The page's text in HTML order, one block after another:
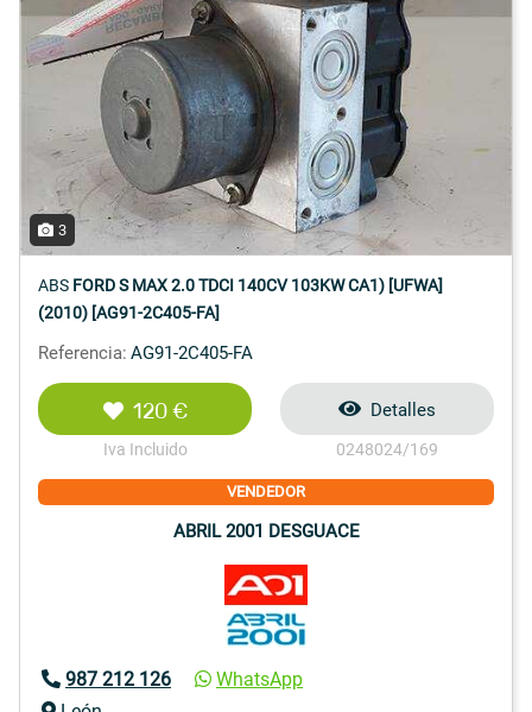
3
ABS FORD S MAX 2.0 TDCI 140CV 103KW CA1) [UFWA]
(2010) [AG91-2C405-FA]
Referencia: AG91-2C405-FA
120 €
Iva Incluido
Detalles
0248024/169
VENDEDOR
ABRIL 2001 DESGUACE
987 212 126
WhatsApp